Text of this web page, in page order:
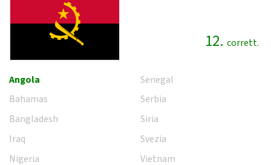
12. corrett.
Angola
Bahamas
Bangladesh
Iraq
Nigeria
Senegal
Serbia
Siria
Svezia
Vietnam